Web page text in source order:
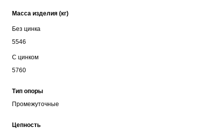
Масса изделия (кг)
Без цинка
5546
С цинком
5760
Тип опоры
Промежуточные
Цепность